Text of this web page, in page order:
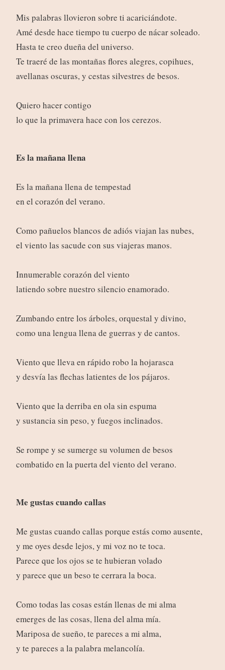
Mis palabras llovieron sobre ti acariciándote.
Amé desde hace tiempo tu cuerpo de nácar soleado.
Hasta te creo dueña del universo.
Te traeré de las montañas flores alegres, copihues,
avellanas oscuras, y cestas silvestres de besos.
Quiero hacer contigo
lo que la primavera hace con los cerezos.
Es la mañana llena
Es la mañana llena de tempestad
en el corazón del verano.
Como pañuelos blancos de adiós viajan las nubes,
el viento las sacude con sus viajeras manos.
Innumerable corazón del viento
latiendo sobre nuestro silencio enamorado.
Zumbando entre los árboles, orquestal y divino,
como una lengua llena de guerras y de cantos.
Viento que lleva en rápido robo la hojarasca
y desvía las flechas latientes de los pájaros.
Viento que la derriba en ola sin espuma
y sustancia sin peso, y fuegos inclinados.
Se rompe y se sumerge su volumen de besos
combatido en la puerta del viento del verano.
Me gustas cuando callas
Me gustas cuando callas porque estás como ausente,
y me oyes desde lejos, y mi voz no te toca.
Parece que los ojos se te hubieran volado
y parece que un beso te cerrara la boca.
Como todas las cosas están llenas de mi alma
emerges de las cosas, llena del alma mía.
Mariposa de sueño, te pareces a mi alma,
y te pareces a la palabra melancolía.